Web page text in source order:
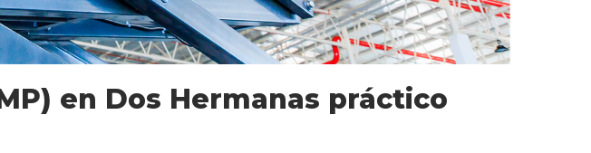
en Dos Hermanas práctico